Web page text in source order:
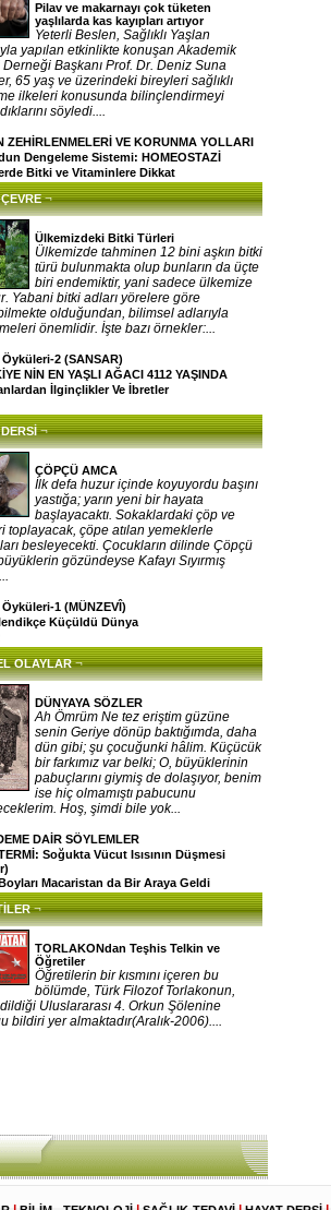
Pilav ve makarnayı çok tüketen
yaşlılarda kas kayıpları artıyor
Yeterli Beslen, Sağlıklı Yaşlan
yapılan etkinlikte konuşan Akademik
Başkanı Prof. Dr. Deniz Suna
65 yaş ve üzerindeki bireyleri sağlıklı
ilkeleri konusunda bilinçlendirmeyi
söyledi....
ZEHİRLENMELERİ VE KORUNMA YOLLARI
Dengeleme Sistemi: HOMEOSTAZİ
Bitki ve Vitaminlere Dikkat
¬
Ülkemizdeki Bitki Türleri
Ülkemizde tahminen 12 bini aşkın bitki
türü bulunmakta olup bunların da üçte
biri endemiktir, yani sadece ülkemize
Yabani bitki adları yörelere göre
olduğundan, bilimsel adlarıyla
önemlidir. İşte bazı örnekler:...
2 (SANSAR)
NİN EN YAŞLI AĞACI 4112 YAŞINDA
İlginçlikler Ve İbretler
¬
ÇÖPÇÜ AMCA
İlk defa huzur içinde koyuyordu başını
yastığa; yarın yeni bir hayata
başlayacaktı. Sokaklardaki çöp ve
toplayacak, çöpe atılan yemeklerle
besleyecekti. Çocukların dilinde Çöpçü
gözündeyse Kafayı Sıyırmış
1 (MÜNZEVÎ)
Küçüldü Dünya
OLAYLAR ¬
DÜNYAYA SÖZLER
Ah Ömrüm Ne tez eriştim güzüne
senin Geriye dönüp baktığımda, daha
dün gibi; şu çocuğunki hâlim. Küçücük
bir farkımız var belki; O, büyüklerinin
pabuçlarını giymiş de dolaşıyor, benim
ise hiç olmamıştı pabucunu
Hoş, şimdi bile yok...
DAİR SÖYLEMLER
Soğukta Vücut Isısının Düşmesi
Macaristan da Bir Araya Geldi
¬
TORLAKONdan Teşhis Telkin ve
Öğretiler
Öğretilerin bir kısmını içeren bu
bölümde, Türk Filozof Torlakonun,
Uluslararası 4. Orkun Şölenine
bildiri yer almaktadır(Aralık-2006)....